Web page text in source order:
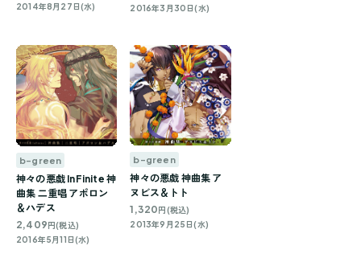
2014年8月27日(水)
2016年3月30日(水)
b-green
神々の悪戯 InFinite 神
曲集 二重唱 アポロン
＆ハデス
2,409円(税込)
2016年5月11日(水)
b-green
神々の悪戯 神曲集 ア
ヌビス＆トト
1,320円(税込)
2013年9月25日(水)